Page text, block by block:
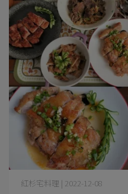
紅杉宅料理 | 2022-12-08